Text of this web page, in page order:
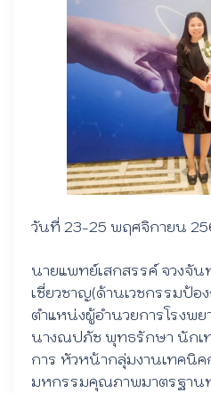
วันที่ 23-25 พฤศจิกายน
นายแพทย์เสกสรรค์ จวงจั
เชี่ยวชาญ(ด้านเวชกรรมป้อ
ตำแหน่งผู้อำนวยการโรงพ
นางณปภัช พุทธรักษา นักเ
การ หัวหน้ากลุ่มงานเทคนิ
มหกรรมคุณภาพมาตรฐาน